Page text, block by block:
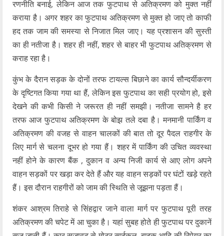
रणनीति बनाई, लेकिन आज तक फुटपाथ से अतिक्रमण को मुक्त नहीं
कराया है। अगर शहर का फुटपाथ अतिक्रमण से मुक्त हो जाए तो काफी
हद तक जाम की समस्या से निजात मिल जाए। यह प्रशासन की सुस्ती
का ही नतीजा है। शहर ही नहीं, शहर से बाहर भी फुटपाथ अतिक्रमण से
कराह रहा है।
कुंभ के दैरान सड़क के दोनों तरफ टायल्स बिछाने का कार्य सौन्दर्यीकरण
के दृष्टिगत किया गया था हैं, लेकिन इस फुटपाथ का सही प्रयोग हो, इसे
देखने की कभी किसी ने जरूरत ही नहीं समझी। नतीजा सामने है हर
तरफ आज फुटपाथ अतिक्रमण के बोझ तले दबा है। मनमानी पार्किंग व
अतिक्रमण की वजह से वाहन चालकों की बात तो दूर पैदल राहगीर के
लिए मार्ग से चलना दूभर हो गया हैं। शहर में पार्किंग की उचित व्यवस्था
नहीं होने के कारण बैंक , दुकान व अन्य निजी कार्य से आए लोग अपने
वाहन सड़कों पर खड़ा कर देते हैं और यह वाहन सड़कों पर घंटों खड़े रहते
हैं। इस दौरान राहगीरों को जाम की स्थिति से जूझना पड़ता हैं।
शंकर आश्रम तिराहे से सिंहद्वार जाने वाला मार्ग पर फुटपाथ पूरी तरह
अतिक्रमण की चपेट में आ चुका है। यहां सुबह होते ही फुटपाथ पर दुकानें